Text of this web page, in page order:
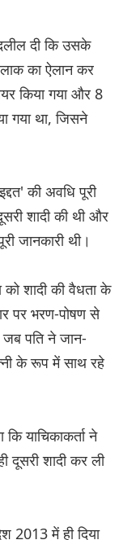
दी कि उसके
का ऐलान कर
किया गया और 8
गया था, जिसने
की अवधि पूरी
शादी की थी और
जानकारी थी।
को शादी की वैधता के
पर भरण-पोषण से
पति ने जान-
के रूप में साथ रहे
याचिकाकर्ता ने
दूसरी शादी कर ली
2013 में ही दिया